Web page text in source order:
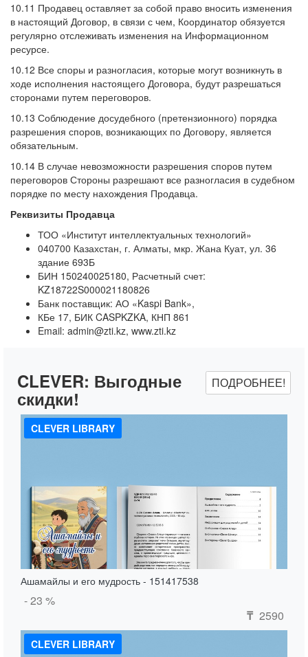
10.11 Продавец оставляет за собой право вносить изменения
в настоящий Договор, в связи с чем, Координатор обязуется
регулярно отслеживать изменения на Информационном
ресурсе.
10.12 Все споры и разногласия, которые могут возникнуть в
ходе исполнения настоящего Договора, будут разрешаться
сторонами путем переговоров.
10.13 Соблюдение досудебного (претензионного) порядка
разрешения споров, возникающих по Договору, является
обязательным.
10.14 В случае невозможности разрешения споров путем
переговоров Стороны разрешают все разногласия в судебном
порядке по месту нахождения Продавца.
Реквизиты Продавца
ТОО «Институт интеллектуальных технологий»
040700 Казахстан, г. Алматы, мкр. Жана Куат, ул. 36
здание 693Б
БИН 150240025180, Расчетный счет:
KZ18722S000021180826
Банк поставщик: АО «Kaspi Bank»,
КБе 17, БИК CASPKZKA, КНП 861
Email: admin@zti.kz, www.zti.kz
CLEVER: Выгодные
скидки!
ПОДРОБНЕЕ!
CLEVER LIBRARY
Ашамайлы и его мудрость - 151417538
- 23 %
₸ 2590
CLEVER LIBRARY